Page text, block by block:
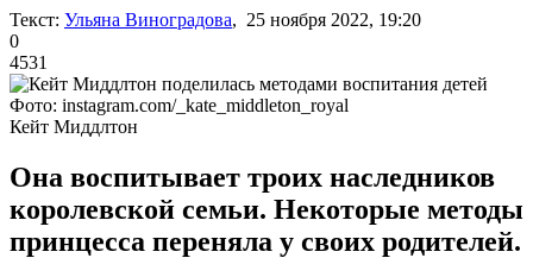
Текст: Ульяна Виноградова, 25 ноября 2022, 19:20
0
4531
Фото: instagram.com/_kate_middleton_royal
Кейт Миддлтон
Она воспитывает троих наследников
королевской семьи. Некоторые методы
принцесса переняла у своих родителей.